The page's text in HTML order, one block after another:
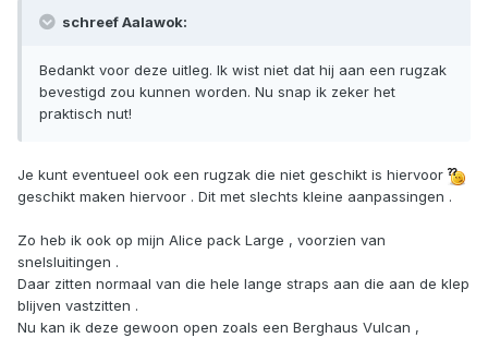
schreef Aalawok:
Bedankt voor deze uitleg. Ik wist niet dat hij aan een rugzak
bevestigd zou kunnen worden. Nu snap ik zeker het
praktisch nut!
Je kunt eventueel ook een rugzak die niet geschikt is hiervoor
geschikt maken hiervoor . Dit met slechts kleine aanpassingen .
Zo heb ik ook op mijn Alice pack Large , voorzien van
snelsluitingen .
Daar zitten normaal van die hele lange straps aan die aan de klep
blijven vastzitten .
Nu kan ik deze gewoon open zoals een Berghaus Vulcan ,